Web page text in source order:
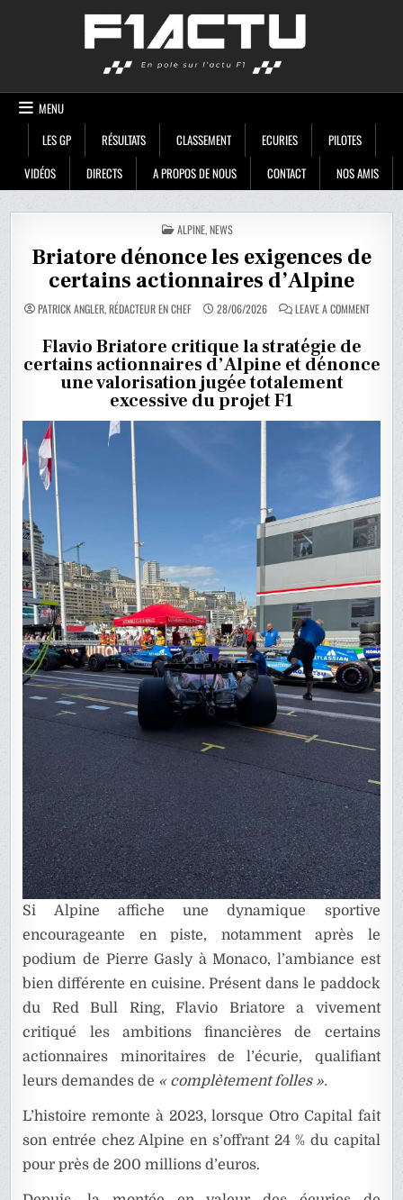
MENU
LES GP
RÉSULTATS CLASSEMENT ECURIES
PILOTES
VIDÉOS
DIRECTS A PROPOS DE NOUS CONTACT NOS AMIS
POSTED
IN
ALPINE,NEWS
Briatore dénonce les exigences de
certains actionnaires d’Alpine
PATRICK ANGLER, RÉDACTEUR EN CHEF 28/06/2026 LEAVE A COMMENTON
DE
Flavio Briatore critique la stratégie de
certains actionnaires d’Alpine et dénonce
une valorisation jugée totalement
excessive du projet F1
Si Alpine affiche une dynamique sportive
encourageante en piste, notamment après le
podium de Pierre Gasly à Monaco, l’ambiance est
bien différente en cuisine. Présent dans le paddock
du Red Bull Ring, Flavio Briatore a vivement
critiqué les ambitions financières de certains
actionnaires minoritaires de l’écurie, qualifiant
leurs demandes de « complètement folles ».
L’histoire remonte à 2023, lorsque Otro Capital fait
son entrée chez Alpine en s’offrant 24 % du capital
pour près de 200 millions d’euros.